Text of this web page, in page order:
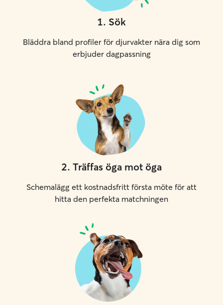
1. Sök
Bläddra bland profiler för djurvakter nära dig som
erbjuder dagpassning
2. Träffas öga mot öga
Schemalägg ett kostnadsfritt första möte för att
hitta den perfekta matchningen